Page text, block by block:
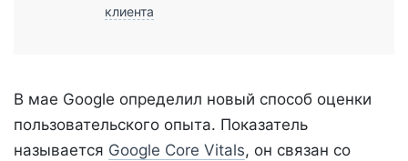
клиента
В мае Google определил новый способ оценки
пользовательского опыта. Показатель
называется Google Core Vitals, он связан со